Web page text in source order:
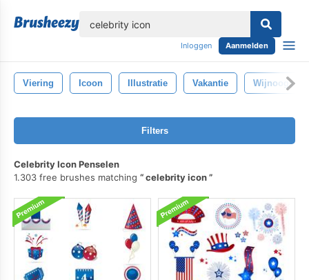
Inloggen Aanmelden
Viering Icoon Illustratie Vakantie Wijnoogst
Filters
Celebrity Icon Penselen
1.303 free brushes matching
celebrity icon